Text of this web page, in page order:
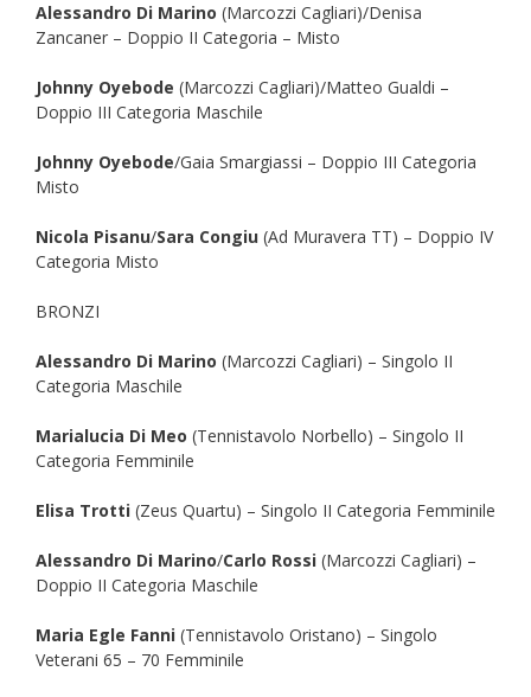
Alessandro Di Marino (Marcozzi Cagliari)/Denisa
Zancaner – Doppio II Categoria – Misto
Johnny Oyebode (Marcozzi Cagliari)/Matteo Gualdi –
Doppio III Categoria Maschile
Johnny Oyebode/Gaia Smargiassi – Doppio III Categoria
Misto
Nicola Pisanu/Sara Congiu (Ad Muravera TT) – Doppio IV
Categoria Misto
BRONZI
Alessandro Di Marino (Marcozzi Cagliari) – Singolo II
Categoria Maschile
Marialucia Di Meo (Tennistavolo Norbello) – Singolo II
Categoria Femminile
Elisa Trotti (Zeus Quartu) – Singolo II Categoria Femminile
Alessandro Di Marino/Carlo Rossi (Marcozzi Cagliari) –
Doppio II Categoria Maschile
Maria Egle Fanni (Tennistavolo Oristano) – Singolo
Veterani 65 – 70 Femminile